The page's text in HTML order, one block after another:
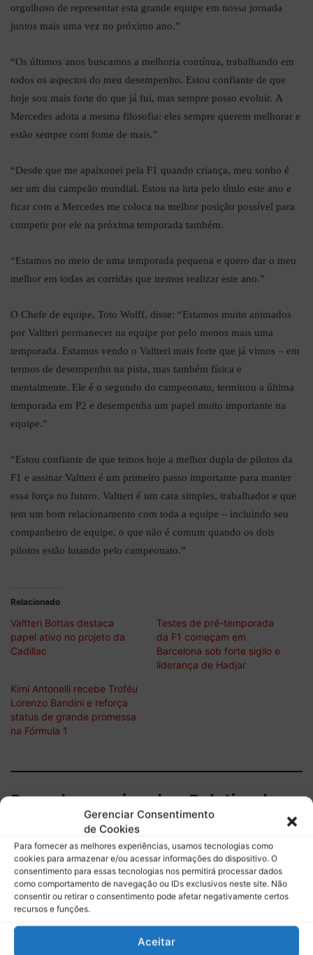
Gerenciar Consentimento
de Cookies
Para fornecer as melhores experiências, usamos tecnologias como
cookies para armazenar e/ou acessar informações do dispositivo. O
consentimento para essas tecnologias nos permitirá processar dados
como comportamento de navegação ou IDs exclusivos neste site. Não
consentir ou retirar o consentimento pode afetar negativamente certos
recursos e funções.
Aceitar
orgulhoso de representar esta grande equipe em nossa jornada
juntos mais uma vez no próximo ano.”
“Os últimos anos buscamos a melhoria contínua, trabalhando em
todos os aspectos do meu desempenho. Estou confiante de que
hoje sou mais forte do que já fui, mas sempre posso evoluir. A
Mercedes adota a mesma filosofia: eles sempre querem melhorar e
estão sempre com fome de mais.”
“Desde que me apaixonei pela F1 quando criança, meu sonho é
ser um dia campeão mundial. Estou na luta pelo título este ano e
ficar com a Mercedes me coloca na melhor posição possível para
competir por ele na próxima temporada também.
“Estamos no meio de uma temporada pequena e quero dar o meu
melhor em todas as corridas que iremos realizar este ano.”
O Chefe de equipe, Toto Wolff, disse: “Estamos muito animados
por Valtteri permanecer na equipe por pelo menos mais uma
temporada. Estamos vendo o Valtteri mais forte que já vimos – em
termos de desempenho na pista, mas também física e
mentalmente. Ele é o segundo do campeonato, terminou a última
temporada em P2 e desempenha um papel muito importante na
equipe.”
“Estou confiante de que temos hoje a melhor dupla de pilotos da
F1 e assinar Valtteri é um primeiro passo importante para manter
essa força no futuro. Valtteri é um cara simples, trabalhador e que
tem um bom relacionamento com toda a equipe – incluindo seu
companheiro de equipe, o que não é comum quando os dois
pilotos estão lutando pelo campeonato.”
Relacionado
Valtteri Bottas destaca
papel ativo no projeto da
Cadillac
Testes de pré-temporada
da F1 começam em
Barcelona sob forte sigilo e
liderança de Hadjar
Kimi Antonelli recebe Troféu
Lorenzo Bandini e reforça
status de grande promessa
na Fórmula 1
Descubra mais sobre Boletim do
Assine para receber nossas notícias mais recentes por e-
mail.
Digite seu e-mail…
Assinar